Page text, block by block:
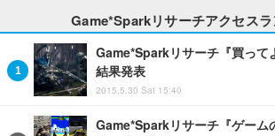
Game*Sparkリサーチアクセスラ
Game*Sparkリサーチ『買って
結果発表
2015.5.30 Sat 15:40
Game*Sparkリサーチ『ゲーム